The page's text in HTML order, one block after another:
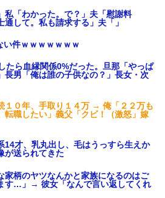
結
ん
」
ロ
ら
ク
こ
治験
画像
タ
す
ｗ
、
走
私「わかった。で？」夫「慰謝料
して。私も請求する」夫「」
件ｗｗｗｗｗｗｗ
たら血縁関係0%だった。旦那「やっぱ
男「俺は誰の子供なの？」長女・次
１０年、手取り１４万 → 俺「２２万も
転職したい」義父「クビ！（激怒」嫁
14才、乳丸出し、毛はうっすら生えか
が送られてきた
家柄のヤツなんかと家族になるのはご
す…」→ 彼女「なんで言い返してくれ